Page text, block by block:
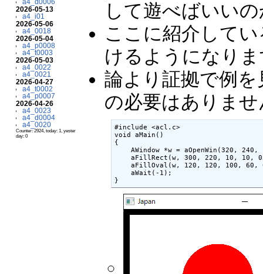
a4_d0006
2026-05-13
a4_i01
2026-05-06
a4_0018
2026-05-04
a4_p0008
a4_t0003
2026-05-03
a4_0022
a4_0021
2026-04-27
a4_t0002
a4_p0007
2026-04-26
a4_0023
a4_d0004
a4_0020
Counter: 2924, today: 1, yester
day: 0
して遊べばいい
ここに紹介して
けるようになり
論より証拠で例
の必要はありませ
#include <acl.c>
void aMain()
{
AWindow *w = aOpenWin(320, 240,
aFillRect(w, 300, 220, 10, 10,
aFillOval(w, 120, 120, 100, 60,
aWait(-1);
}